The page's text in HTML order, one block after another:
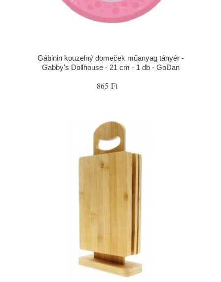
Gábinin kouzelný domeček műanyag tányér -
Gabby's Dollhouse - 21 cm - 1 db - GoDan
865 Ft